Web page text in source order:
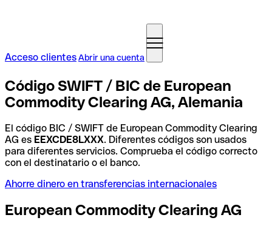
Acceso clientesAbrir una cuenta
Código SWIFT / BIC de European
Commodity Clearing AG, Alemania
El código BIC / SWIFT de European Commodity Clearing
AG es EEXCDE8LXXX. Diferentes códigos son usados
para diferentes servicios. Comprueba el código correcto
con el destinatario o el banco.
Ahorre dinero en transferencias internacionales
European Commodity Clearing AG